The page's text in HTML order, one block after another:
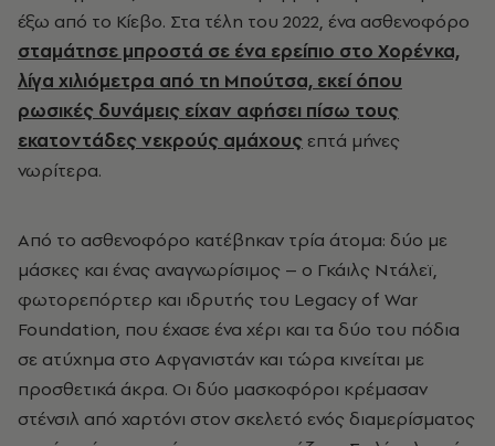
έξω από το Κίεβο. Στα τέλη του 2022, ένα ασθενοφόρο
σταμάτησε μπροστά σε ένα ερείπιο στο Χορένκα,
λίγα χιλιόμετρα από τη Μπούτσα, εκεί όπου
ρωσικές δυνάμεις είχαν αφήσει πίσω τους
εκατοντάδες νεκρούς αμάχους επτά μήνες
νωρίτερα.
Από το ασθενοφόρο κατέβηκαν τρία άτομα: δύο με
μάσκες και ένας αναγνωρίσιμος – ο Γκάιλς Ντάλεϊ,
φωτορεπόρτερ και ιδρυτής του Legacy of War
Foundation, που έχασε ένα χέρι και τα δύο του πόδια
σε ατύχημα στο Αφγανιστάν και τώρα κινείται με
προσθετικά άκρα. Οι δύο μασκοφόροι κρέμασαν
στένσιλ από χαρτόνι στον σκελετό ενός διαμερίσματος